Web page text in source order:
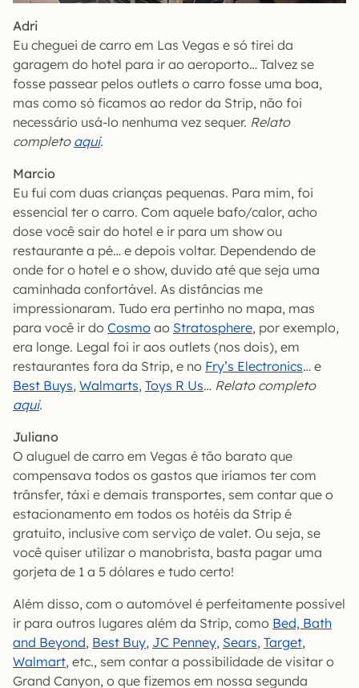
Adri
Eu cheguei de carro em Las Vegas e só tirei da
garagem do hotel para ir ao aeroporto… Talvez se
fosse passear pelos outlets o carro fosse uma boa,
mas como só ficamos ao redor da Strip, não foi
necessário usá-lo nenhuma vez sequer. Relato
completo aqui.
Marcio
Eu fui com duas crianças pequenas. Para mim, foi
essencial ter o carro. Com aquele bafo/calor, acho
dose você sair do hotel e ir para um show ou
restaurante a pé… e depois voltar. Dependendo de
onde for o hotel e o show, duvido até que seja uma
caminhada confortável. As distâncias me
impressionaram. Tudo era pertinho no mapa, mas
para você ir do Cosmo ao Stratosphere, por exemplo,
era longe. Legal foi ir aos outlets (nos dois), em
restaurantes fora da Strip, e no Fry’s Electronics… e
Best Buys, Walmarts, Toys R Us… Relato completo
aqui.
Juliano
O aluguel de carro em Vegas é tão barato que
compensava todos os gastos que iríamos ter com
trânsfer, táxi e demais transportes, sem contar que o
estacionamento em todos os hotéis da Strip é
gratuito, inclusive com serviço de valet. Ou seja, se
você quiser utilizar o manobrista, basta pagar uma
gorjeta de 1 a 5 dólares e tudo certo!
Além disso, com o automóvel é perfeitamente possível
ir para outros lugares além da Strip, como Bed, Bath
and Beyond, Best Buy, JC Penney, Sears, Target,
Walmart, etc., sem contar a possibilidade de visitar o
Grand Canyon, o que fizemos em nossa segunda